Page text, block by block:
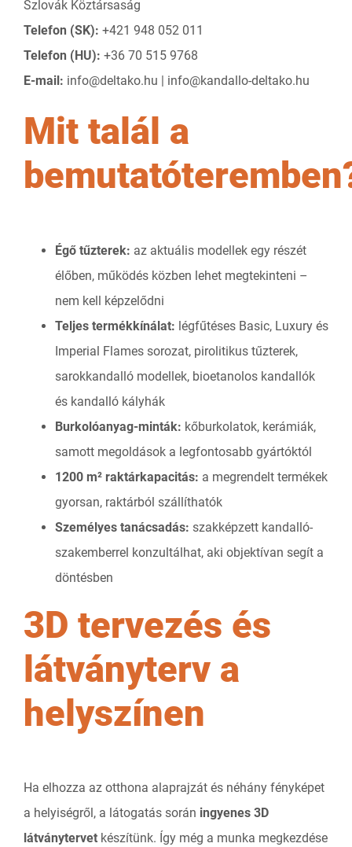
Szlovák Köztársaság
Telefon (SK): +421 948 052 011
Telefon (HU): +36 70 515 9768
E-mail: info@deltako.hu | info@kandallo-deltako.hu
Mit talál a
Égő tűzterek: az aktuális modellek egy részét
élőben, működés közben lehet megtekinteni –
nem kell képzelődni
Teljes termékkínálat: légfűtéses Basic, Luxury és
Imperial Flames sorozat, pirolitikus tűzterek,
sarokkandalló modellek, bioetanolos kandallók
és kandalló kályhák
Burkolóanyag-minták: kőburkolatok, kerámiák,
samott megoldások a legfontosabb gyártóktól
1200 m² raktárkapacitás: a megrendelt termékek
gyorsan, raktárból szállíthatók
Személyes tanácsadás: szakképzett kandalló-
szakemberrel konzultálhat, aki objektívan segít a
döntésben
3D tervezés és
látványterv a
helyszínen
Ha elhozza az otthona alaprajzát és néhány fényképet
a helyiségről, a látogatás során ingyenes 3D
látványtervet készítünk. Így még a munka megkezdése